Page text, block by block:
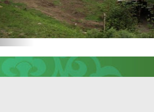
آستان مقدس امام زاده عبداله(ع)